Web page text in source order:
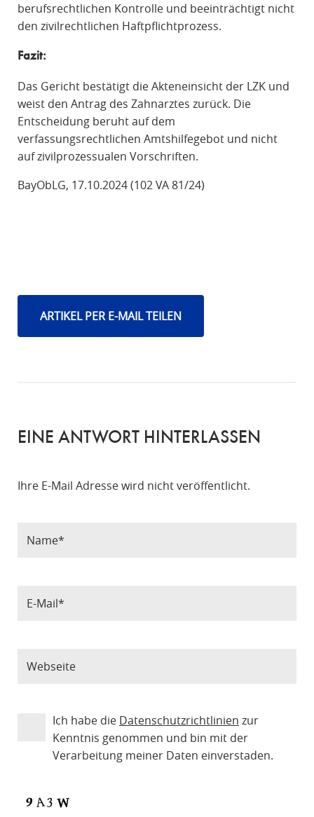
berufsrechtlichen Kontrolle und beeinträchtigt nicht
den zivilrechtlichen Haftpflichtprozess.
Fazit:
Das Gericht bestätigt die Akteneinsicht der LZK und
weist den Antrag des Zahnarztes zurück. Die
Entscheidung beruht auf dem
verfassungsrechtlichen Amtshilfegebot und nicht
auf zivilprozessualen Vorschriften.
BayObLG, 17.10.2024 (102 VA 81/24)
ARTIKEL PER E-MAIL TEILEN
EINE ANTWORT HINTERLASSEN
Ihre E-Mail Adresse wird nicht veröffentlicht.
Ich habe die Datenschutzrichtlinien zur
Kenntnis genommen und bin mit der
Verarbeitung meiner Daten einverstaden.